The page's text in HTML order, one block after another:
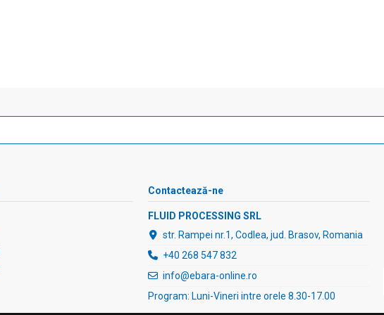
Contactează-ne
FLUID PROCESSING SRL
str. Rampei nr.1, Codlea, jud. Brasov, Romania
+40 268 547 832
info@ebara-online.ro
Program: Luni-Vineri intre orele 8.30-17.00